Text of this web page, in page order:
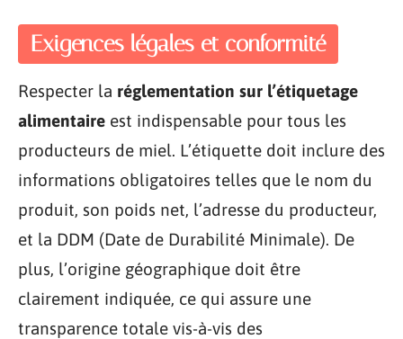
Exigences légales et conformité
Respecter la réglementation sur l’étiquetage
alimentaire est indispensable pour tous les
producteurs de miel. L’étiquette doit inclure des
informations obligatoires telles que le nom du
produit, son poids net, l’adresse du producteur,
et la DDM (Date de Durabilité Minimale). De
plus, l’origine géographique doit être
clairement indiquée, ce qui assure une
transparence totale vis-à-vis des